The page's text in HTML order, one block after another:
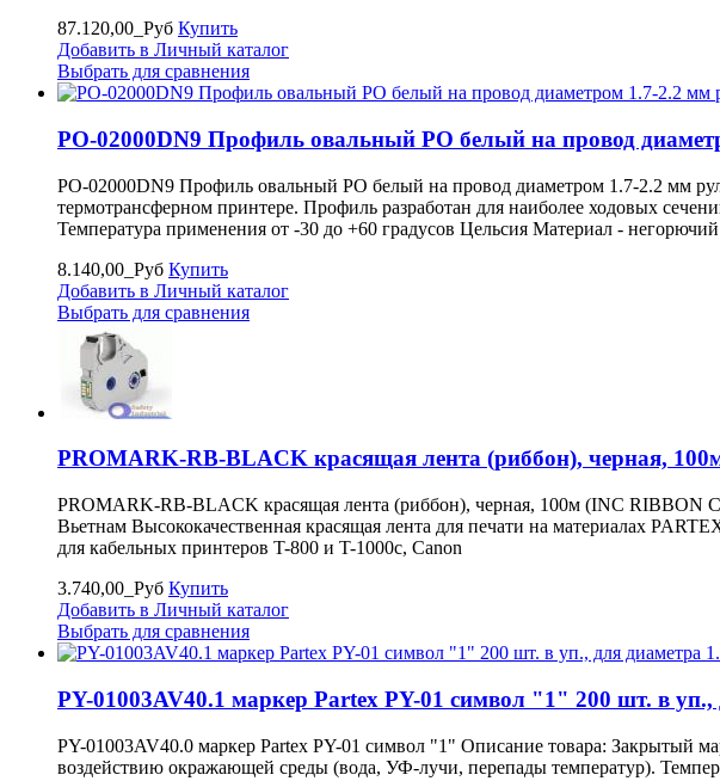
87.120,00_Руб Купить
Добавить в Личный каталог
Выбрать для сравнения
PO-02000DN9 Профиль овальный PO белый на провод
PO-02000DN9 Профиль овальный PO белый на провод диаметром 1.7-2.2 мм
термотрансферном принтере. Профиль разработан для наиболее ходовых
Температура применения от -30 до +60 градусов Цельсия Материал -
8.140,00_Руб Купить
Добавить в Личный каталог
Выбрать для сравнения
PROMARK-RB-BLACK красящая лента (риббон), черная,
PROMARK-RB-BLACK красящая лента (риббон), черная, 100м (INC RIBBON
Вьетнам Высококачественная красящая лента для печати на материалах
для кабельных принтеров T-800 и T-1000c, Canon
3.740,00_Руб Купить
Добавить в Личный каталог
Выбрать для сравнения
PY-01003AV40.1 маркер Partex PY-01 символ "1" 200 шт. в
PY-01003AV40.0 маркер Partex PY-01 символ "1" Описание товара: Закрытый
воздействию окражающей среды (вода, УФ-лучи, перепады температур).